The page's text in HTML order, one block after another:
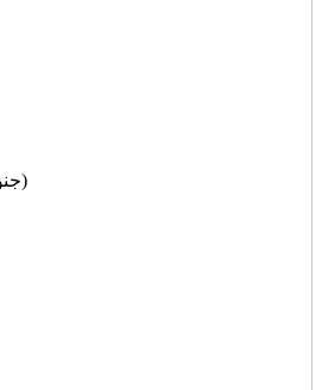
South Sudan (جنوب السودان)